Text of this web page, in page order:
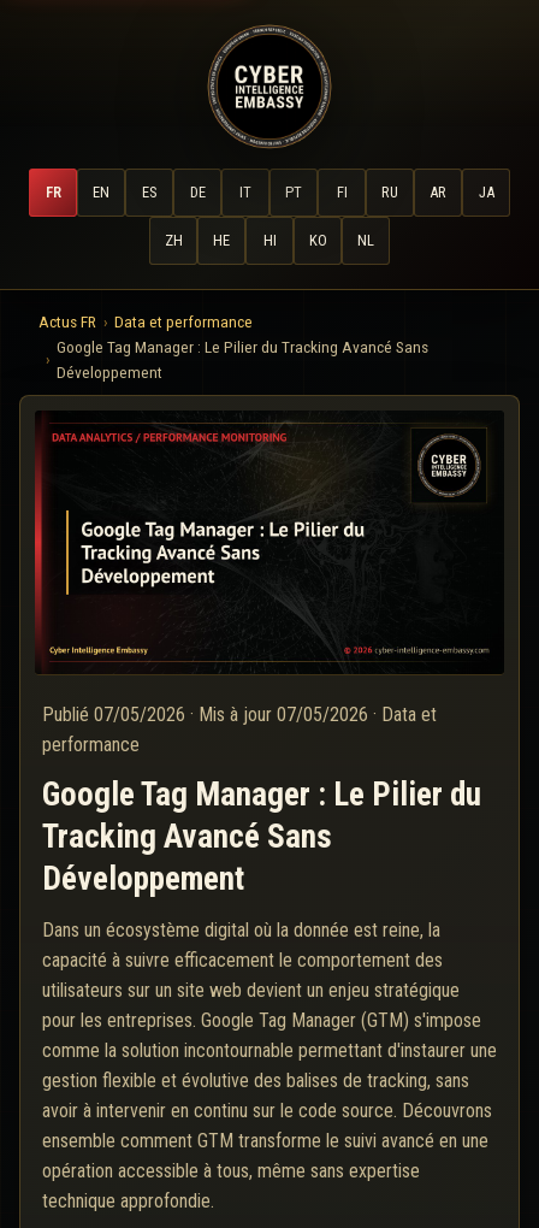
FR EN ES DE IT PT FI RU AR JA
ZH HE HI KO NL
Actus FR
Data et performance
Google Tag Manager : Le Pilier du Tracking Avancé Sans
Développement
Publié 07/05/2026 · Mis à jour 07/05/2026 · Data et
performance
Google Tag Manager : Le Pilier du
Tracking Avancé Sans
Développement
Dans un écosystème digital où la donnée est reine, la
capacité à suivre efficacement le comportement des
utilisateurs sur un site web devient un enjeu stratégique
pour les entreprises. Google Tag Manager (GTM) s'impose
comme la solution incontournable permettant d'instaurer une
gestion flexible et évolutive des balises de tracking, sans
avoir à intervenir en continu sur le code source. Découvrons
ensemble comment GTM transforme le suivi avancé en une
opération accessible à tous, même sans expertise
technique approfondie.